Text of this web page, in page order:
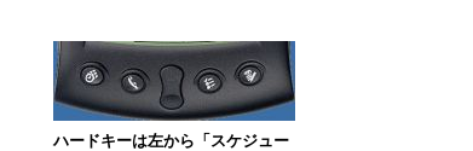
ハードキーは左から「スケジュー